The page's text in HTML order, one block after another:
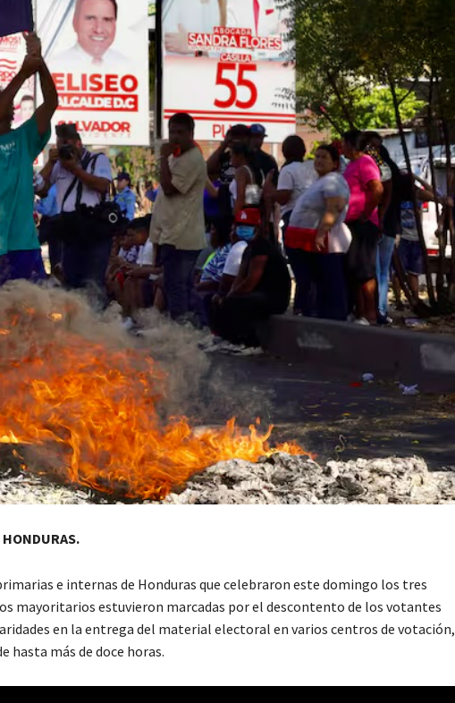
e internas de Honduras que celebraron este domingo los tres
mayoritarios estuvieron marcadas por el descontento de los votantes
en la entrega del material electoral en varios centros de votación,
hasta más de doce horas.